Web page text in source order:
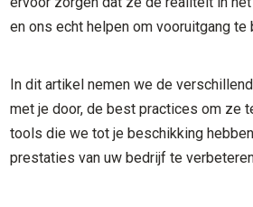
en ons echt helpen om vooruitgang te
In dit artikel nemen we de
met je door, de best practices om ze
tools die we tot je beschikking
prestaties van uw bedrijf te